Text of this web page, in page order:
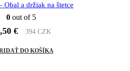
Obal a držiak na štetce
0out of 5
€ 394 CZK
DO KOŠÍKA